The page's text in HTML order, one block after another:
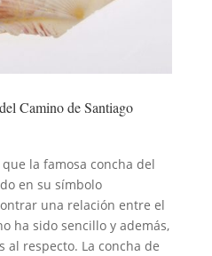
Camino de Santiago
la famosa concha del
en su símbolo
una relación entre el
ha sido sencillo y además,
al respecto. La concha de